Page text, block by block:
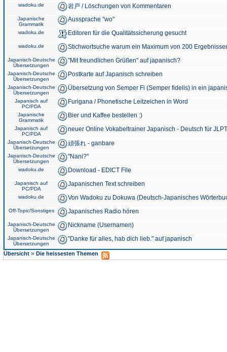
wadoku.de 岩戸 / Löschungen von Kommentaren
Japanische
Grammatik
Aussprache "wo"
wadoku.de Editoren für die Qualitätssicherung gesucht
wadoku.de Stichwortsuche warum ein Maximum von 200
Japanisch-Deutsche
Übersetzungen
"Mit freundlichen Grüßen" auf japanisch?
Japanisch-Deutsche
Übersetzungen
Postkarte auf Japanisch schreiben
Japanisch-Deutsche
Übersetzungen
Übersetzung von Semper Fi (Semper fidelis) in ein
Japanisch auf
PC/PDA
Furigana / Phonetische Leitzeichen in Word
Japanische
Grammatik
Bier und Kaffee bestellen :)
Japanisch auf
PC/PDA
neuer Online Vokabeltrainer Japanisch - Deutsch für
Japanisch-Deutsche
Übersetzungen
頑張れ - ganbare
Japanisch-Deutsche
Übersetzungen
"Nani?"
wadoku.de Download - EDICT File
Japanisch auf
PC/PDA
Japanischen Text schreiben
wadoku.de Von Wadoku zu Dokuwa (Deutsch-Japanisches
Off-Topic/Sonstiges Japanisches Radio hören
Japanisch-Deutsche
Übersetzungen
Nickname (Usernamen)
Japanisch-Deutsche
Übersetzungen
"Danke für alles, hab dich lieb." auf japanisch
Übersicht » Die heissesten Themen